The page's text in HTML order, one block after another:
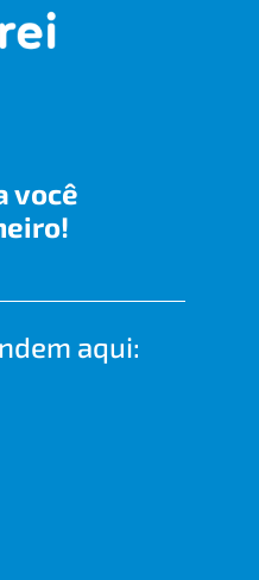
você
aqui: